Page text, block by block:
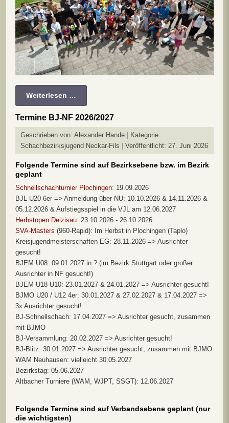
Weiterlesen …
Termine BJ-NF 2026/2027
Geschrieben von: Alexander Hande
Kategorie:
Schachbezirksjugend Neckar-Fils
Veröffentlicht: 27. Juni 2026
Folgende Termine sind auf Bezirksebene bzw. im Bezirk
geplant
Schnellschachturnier Plochingen: 19.09.2026
BJL U20 6er => Anmeldung über NU: 10.10.2026 & 14.11.2026 &
05.12.2026 & Aufstiegsspiel in die VJL am 12.06.2027
Herbstopen Deizisau: 23.10.2026 - 26.10.2026
SVA-Masters (960-Rapid): Im Herbst in Plochingen (Taplo)
Kreisjugendmeisterschaften EG: 28.11.2026 => Ausrichter
gesucht!
BJEM U08: 09.01.2027 in ? (im Bezirk Stuttgart oder großer
Ausrichter in NF gesucht!)
BJEM U18-U10: 23.01.2027 & 24.01.2027 => Ausrichter gesucht!
BJMO U20 / U12 4er: 30.01.2027 & 27.02.2027 & 17.04.2027 =>
3x Ausrichter gesucht!
BJ-Schnellschach: 17.04.2027 => Ausrichter gesucht, zusammen
mit BJMO
BJ-Versammlung: 20.02.2027 => Ausrichter gesucht!
BJ-Blitz: 30.01.2027 => Ausrichter gesucht, zusammen mit BJMO
WAM Neuhausen: vielleicht 30.05.2027
Bezirkstag: 05.06.2027
Altbacher Turniere (WAM, WJPT, SSGT): 12.06.2027
Folgende Termine sind auf Verbandsebene geplant (nur
die wichtigsten)